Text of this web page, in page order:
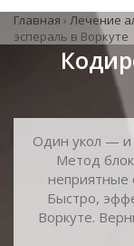
Главная › Лечение
эспераль в Воркуте
Один укол — и
Метод
неприятные
Быстро,
Воркуте.